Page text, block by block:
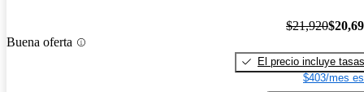
Buena oferta
$21,920
El precio incluye tasas
$403/mes